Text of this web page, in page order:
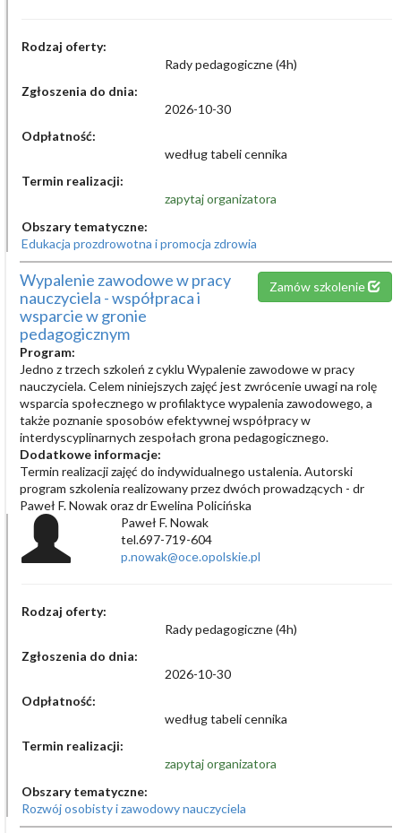
Rodzaj oferty:
Rady pedagogiczne (4h)
Zgłoszenia do dnia:
2026-10-30
Odpłatność:
według tabeli cennika
Termin realizacji:
zapytaj organizatora
Obszary tematyczne:
Edukacja prozdrowotna i promocja zdrowia
Wypalenie zawodowe w pracy
nauczyciela - współpraca i
wsparcie w gronie
pedagogicznym
Zamów szkolenie
Program:
Jedno z trzech szkoleń z cyklu Wypalenie zawodowe w pracy
nauczyciela. Celem niniejszych zajęć jest zwrócenie uwagi na rolę
wsparcia społecznego w profilaktyce wypalenia zawodowego, a
także poznanie sposobów efektywnej współpracy w
interdyscyplinarnych zespołach grona pedagogicznego.
Dodatkowe informacje:
Termin realizacji zajęć do indywidualnego ustalenia. Autorski
program szkolenia realizowany przez dwóch prowadzących - dr
Paweł F. Nowak oraz dr Ewelina Policińska
Paweł F. Nowak
tel.697-719-604
p.nowak@oce.opolskie.pl
Rodzaj oferty:
Rady pedagogiczne (4h)
Zgłoszenia do dnia:
2026-10-30
Odpłatność:
według tabeli cennika
Termin realizacji:
zapytaj organizatora
Obszary tematyczne:
Rozwój osobisty i zawodowy nauczyciela